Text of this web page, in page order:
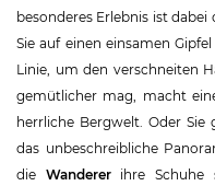
besonderes Erlebnis ist dabei
Sie auf einen einsamen
Linie, um den verschneiten
gemütlicher mag, macht
herrliche Bergwelt. Oder Sie
das unbeschreibliche
die Wandererihre Schuhe